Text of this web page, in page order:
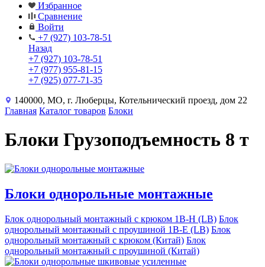
Избранное
Сравнение
Войти
+7 (927) 103-78-51
Назад
+7 (927) 103-78-51
+7 (977) 955-81-15
+7 (925) 077-71-35
140000, МО, г. Люберцы, Котельнический проезд, дом 22
Главная Каталог товаров Блоки
Блоки Грузоподъемность 8 т
Блоки однорольные монтажные
Блок однорольный монтажный с крюком 1B-H (LB) Блок
однорольный монтажный с проушиной 1B-E (LB) Блок
однорольный монтажный с крюком (Китай) Блок
однорольный монтажный с проушиной (Китай)